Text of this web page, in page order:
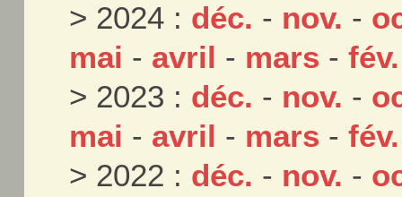
> 2024 : déc. - nov. -
mai - avril - mars -fév.
> 2023 : déc. - nov. -
mai - avril - mars -fév.
> 2022 : déc. - nov. -